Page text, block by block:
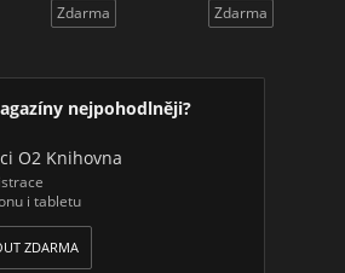
Zdarma Zdarma
nejpohodlněji?
O2 Knihovna
i tabletu
ZDARMA